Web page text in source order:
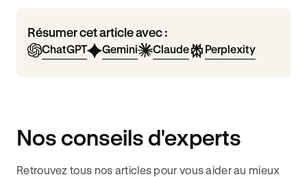
Résumer cet article avec :
ChatGPT Gemini Claude Perplexity
Nos conseils d'experts
Retrouvez tous nos articles pour vous aider au mieux